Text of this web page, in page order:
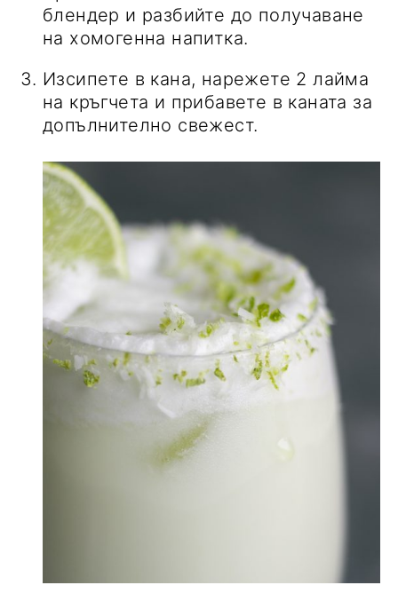
блендер и разбийте до получаване
на хомогенна напитка.
Изсипете в кана, нарежете 2 лайма
на кръгчета и прибавете в каната за
допълнително свежест.